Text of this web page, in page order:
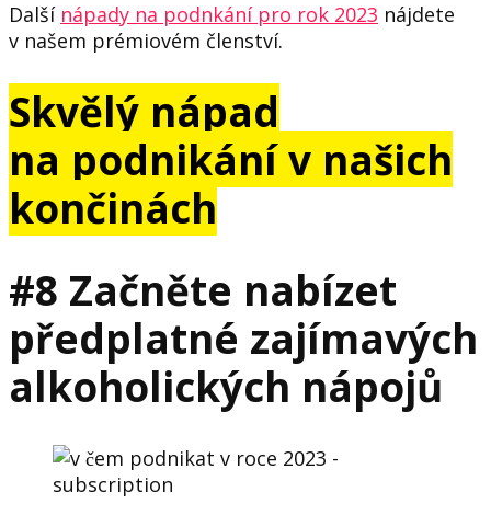
Další nápady na podnkání pro rok 2023 nájdete
v našem prémiovém členství.
Skvělý nápad
na podnikání v našich
končinách
#8 Začněte nabízet
předplatné zajímavých
alkoholických nápojů